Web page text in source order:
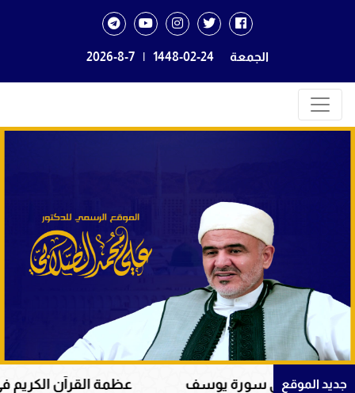
الجمعة 1448-02-24
|
2026-8-7
جديد الموقع
يوسف عظمة القرآن الكريم في هداية القلوب